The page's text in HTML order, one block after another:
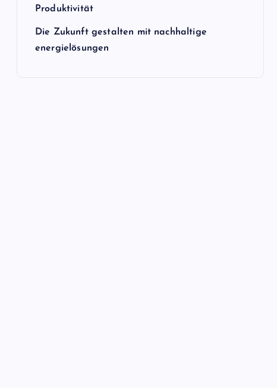
Produktivität
Die Zukunft gestalten mit nachhaltige
energielösungen